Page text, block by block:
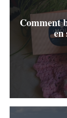
Comment
en